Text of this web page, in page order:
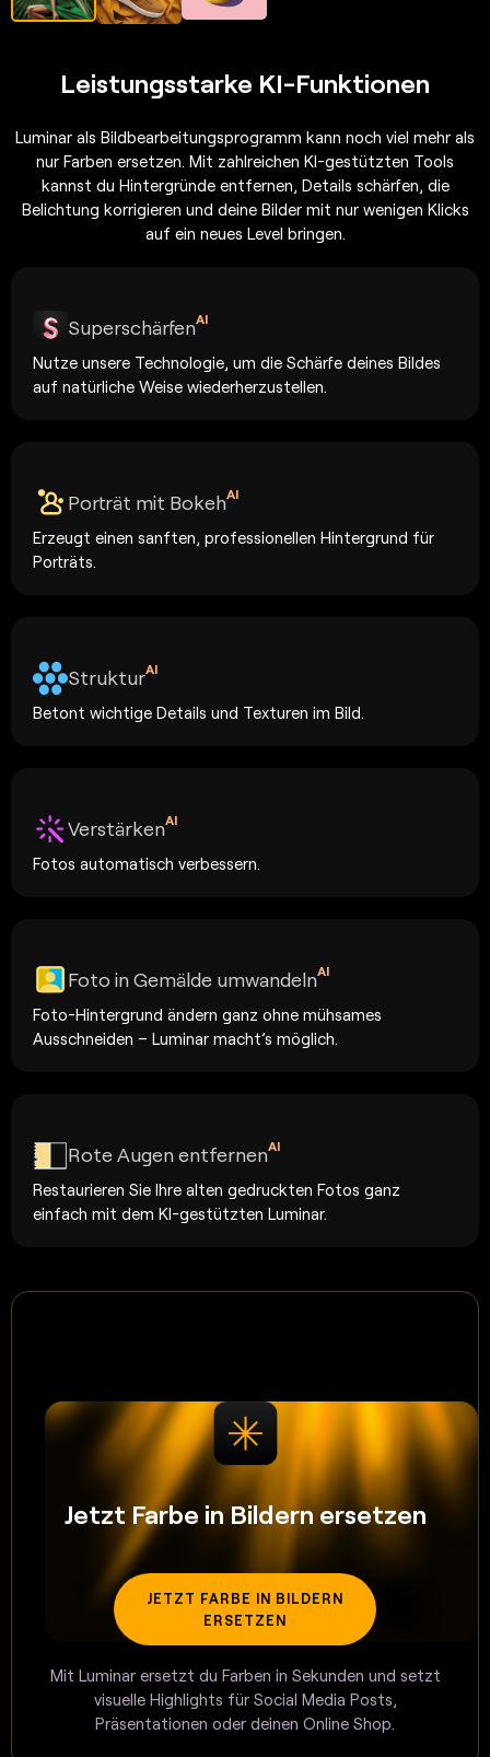
Leistungsstarke KI-Funktionen
Luminar als Bildbearbeitungsprogramm kann noch viel mehr als
nur Farben ersetzen. Mit zahlreichen KI-gestützten Tools
kannst du Hintergründe entfernen, Details schärfen, die
Belichtung korrigieren und deine Bilder mit nur wenigen Klicks
auf ein neues Level bringen.
SuperschärfenAI
Nutze unsere Technologie, um die Schärfe deines Bildes
auf natürliche Weise wiederherzustellen.
Porträt mit BokehAI
Erzeugt einen sanften, professionellen Hintergrund für
Porträts.
StrukturAI
Betont wichtige Details und Texturen im Bild.
VerstärkenAI
Fotos automatisch verbessern.
Foto in Gemälde umwandelnAI
Foto-Hintergrund ändern ganz ohne mühsames
Ausschneiden – Luminar macht’s möglich.
Rote Augen entfernenAI
Restaurieren Sie Ihre alten gedruckten Fotos ganz
einfach mit dem KI-gestützten Luminar.
Jetzt Farbe in Bildern ersetzen
JETZT FARBE IN BILDERN
ERSETZEN
Mit Luminar ersetzt du Farben in Sekunden und setzt
visuelle Highlights für Social Media Posts,
Präsentationen oder deinen Online Shop.